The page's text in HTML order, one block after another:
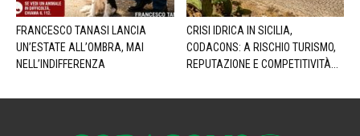
FRANCESCO TANASI LANCIA
UN’ESTATE ALL’OMBRA, MAI
NELL’INDIFFERENZA
CRISI IDRICA IN SICILIA,
CODACONS: A RISCHIO TURISMO,
REPUTAZIONE E COMPETITIVITÀ...